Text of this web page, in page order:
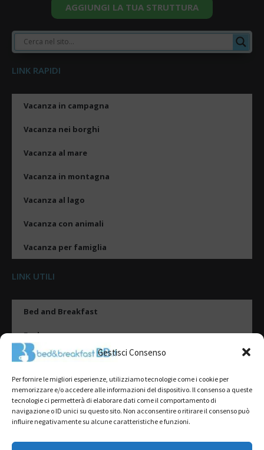
Gestisci Consenso
Per fornire le migliori esperienze, utilizziamo tecnologie come i cookie per
memorizzare e/o accedere alle informazioni del dispositivo. Il consenso a queste
tecnologie ci permetterà di elaborare dati come il comportamento di
navigazione o ID unici su questo sito. Non acconsentire o ritirare il consenso può
influire negativamente su alcune caratteristiche e funzioni.
AGGIUNGI LA TUA STRUTTURA
LINK RAPIDI
Vacanza in campagna
Vacanza nei borghi
Vacanza al mare
Vacanza in montagna
Vacanza al lago
Vacanza con animali
Vacanza per famiglia
LINK UTILI
Bed and Breakfast
Esplora
Tipologie di alloggio
Destinazioni
Il mio account